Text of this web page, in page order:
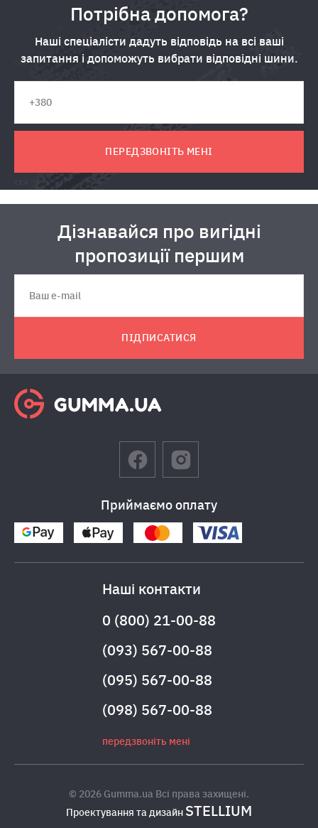
Потрібна допомога?
Наші спеціалісти дадуть відповідь на всі ваші
запитання і допоможуть вибрати відповідні шини.
ПЕРЕДЗВОНІТЬ МЕНІ
Дізнавайся про вигідні
пропозиції першим
ПІДПИСАТИСЯ
Приймаємо оплату
Наші контакти
0 (800) 21-00-88
(093) 567-00-88
(095) 567-00-88
(098) 567-00-88
передзвоніть мені
© 2026 Gumma.ua Всі права захищені.
Проектування та дизайн STELLIUM